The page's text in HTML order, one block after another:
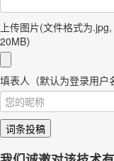
上传图片(文件格式为
20MB）
填表人（默认为登录用户
词条投稿